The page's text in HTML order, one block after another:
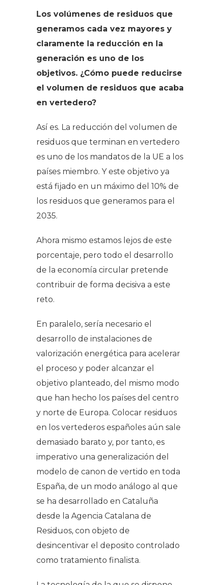
Los volúmenes de residuos que
generamos cada vez mayores y
claramente la reducción en la
generación es uno de los
objetivos. ¿Cómo puede reducirse
el volumen de residuos que acaba
en vertedero?
Así es. La reducción del volumen de
residuos que terminan en vertedero
es uno de los mandatos de la UE a los
países miembro. Y este objetivo ya
está fijado en un máximo del 10% de
los residuos que generamos para el
2035.
Ahora mismo estamos lejos de este
porcentaje, pero todo el desarrollo
de la economía circular pretende
contribuir de forma decisiva a este
reto.
En paralelo, sería necesario el
desarrollo de instalaciones de
valorización energética para acelerar
el proceso y poder alcanzar el
objetivo planteado, del mismo modo
que han hecho los países del centro
y norte de Europa. Colocar residuos
en los vertederos españoles aún sale
demasiado barato y, por tanto, es
imperativo una generalización del
modelo de canon de vertido en toda
España, de un modo análogo al que
se ha desarrollado en Cataluña
desde la Agencia Catalana de
Residuos, con objeto de
desincentivar el deposito controlado
como tratamiento finalista.